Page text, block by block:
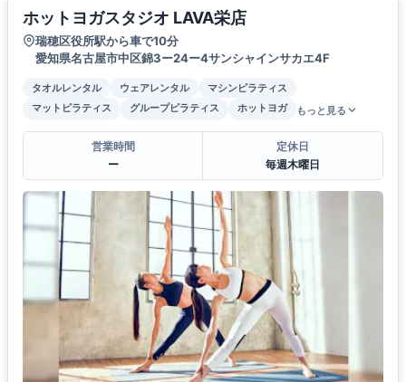
ホットヨガスタジオ LAVA栄店
瑞穂区役所駅から車で10分
愛知県名古屋市中区錦3ー24ー4サンシャインサカエ4F
タオルレンタル ウェアレンタル
マシンピラティス
マットピラティス
グループピラティス ホットヨガ もっと見る
営業時間
ー
定休日
毎週木曜日